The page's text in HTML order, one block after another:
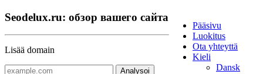
Pääsivu
Luokitus
Ota yhteyttä
Kieli
Dansk
Seodelux.ru: обзор вашего сайта
Lisää domain
Analysoi